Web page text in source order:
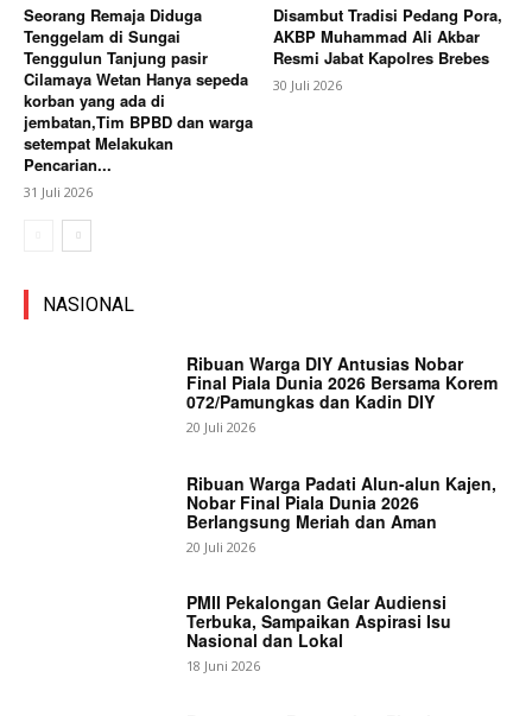
Seorang Remaja Diduga
Tenggelam di Sungai
Tenggulun Tanjung pasir
Cilamaya Wetan Hanya sepeda
korban yang ada di
jembatan,Tim BPBD dan warga
setempat Melakukan
Pencarian...
31 Juli 2026
Disambut Tradisi Pedang Pora,
AKBP Muhammad Ali Akbar
Resmi Jabat Kapolres Brebes
30 Juli 2026
NASIONAL
Ribuan Warga DIY Antusias Nobar
Final Piala Dunia 2026 Bersama Korem
072/Pamungkas dan Kadin DIY
20 Juli 2026
Ribuan Warga Padati Alun-alun Kajen,
Nobar Final Piala Dunia 2026
Berlangsung Meriah dan Aman
20 Juli 2026
PMII Pekalongan Gelar Audiensi
Terbuka, Sampaikan Aspirasi Isu
Nasional dan Lokal
18 Juni 2026